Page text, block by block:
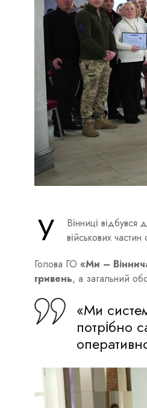
У Вінниці відбувся
військових
Голова ГО «Ми –
гривень, а загальний
«Ми
потрібно